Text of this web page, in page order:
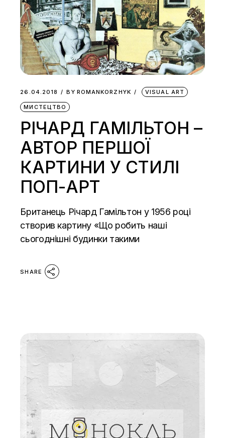
26.04.2018 BY ROMANKORZHYK VISUAL ART
МИСТЕЦТВО
РІЧАРД ГАМІЛЬТОН –
АВТОР ПЕРШОЇ
КАРТИНИ У СТИЛІ
ПОП-АРТ
Британець Річард Гамільтон у 1956 році
створив картину «Що робить наші
сьогоднішні будинки такими
SHARE